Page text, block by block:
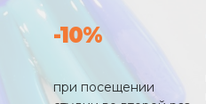
при посещении
-10%